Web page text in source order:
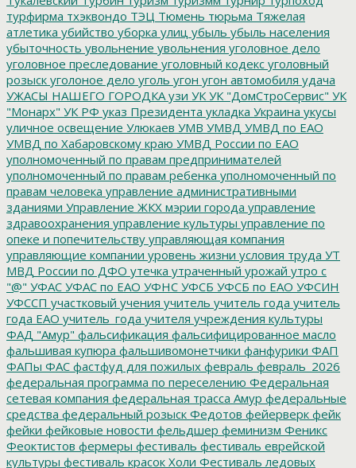
турфирма тхэквондо ТЭЦ Тюмень тюрьма Тяжелая
атлетика убийство уборка улиц убыль убыль населения
убыточность увольнение увольнения уголовное дело
уголовное преследование уголовный кодекс уголовный
розыск уголоное дело уголь угон угон автомобиля удача
УЖАСЫ НАШЕГО ГОРОДКА узи УК УК "ДомСтроСервис" УК
"Монарх" УК РФ указ Президента укладка Украина укусы
уличное освещение Улюкаев УМВ УМВД УМВД по ЕАО
УМВД по Хабаровскому краю УМВД России по ЕАО
уполномоченный по правам предпринимателей
уполномоченный по правам ребенка уполномоченный по
правам человека управление административными
зданиями Управление ЖКХ мэрии города управление
здравоохранения управление культуры управление по
опеке и попечительству управляющая компания
управляющие компании уровень жизни условия труда УТ
МВД России по ДФО утечка утраченный урожай утро с
"@" УФАС УФАС по ЕАО УФНС УФСБ УФСБ по ЕАО УФСИН
УФССП участковый учения учитель учитель года учитель
года ЕАО учитель_года учителя учреждения культуры
ФАД "Амур" фальсификация фальсифицированное масло
фальшивая купюра фальшивомонетчики фанфурики ФАП
ФАПы ФАС фастфуд для пожилых февраль февраль_2026
федеральная программа по переселению Федеральная
сетевая компания федеральная трасса Амур федеральные
средства федеральный розыск Федотов фейерверк фейк
фейки фейковые новости фельдшер феминизм Феникс
Феоктистов фермеры фестиваль фестиваль еврейской
культуры фестиваль красок Холи Фестиваль ледовых